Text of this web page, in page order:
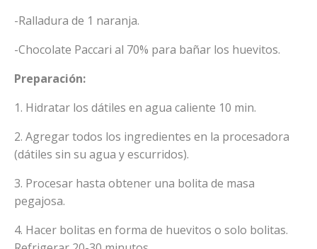
-Ralladura de 1 naranja.
-Chocolate Paccari al 70% para bañar los huevitos.
Preparación:
1. Hidratar los dátiles en agua caliente 10 min.
2. Agregar todos los ingredientes en la procesadora
(dátiles sin su agua y escurridos).
3. Procesar hasta obtener una bolita de masa
pegajosa.
4. Hacer bolitas en forma de huevitos o solo bolitas.